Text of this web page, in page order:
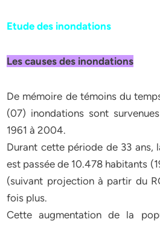
Etude des inondations
Les causes des inondations
De mémoire de témoins du
(07) inondations sont
1961 à 2004.
Durant cette période de 33 ans,
est passée de 10.478 habitants
(suivant projection à partir du
fois plus.
Cette augmentation de la